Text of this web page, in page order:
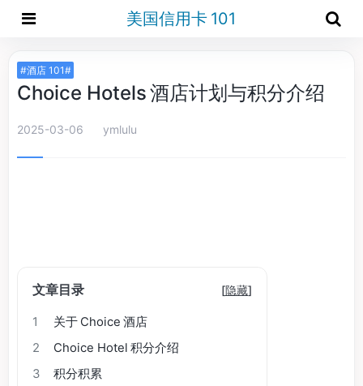
美国信用卡 101
#酒店 101#
Choice Hotels 酒店计划与积分介绍
2025-03-06 ymlulu
文章目录 [隐藏]
1
关于 Choice 酒店
2
Choice Hotel 积分介绍
3
积分积累